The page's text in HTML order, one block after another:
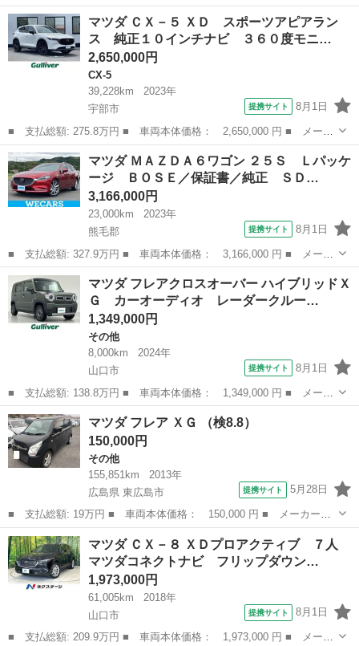
名： マツダ ■ 車種名： ＡＺワゴン ■ グレード名： ＦＸ－ス
ペシャル ＡＵＸ ＵＳＢ ■ 排気量： 660cc ■ ドア枚数： 5D
■ ミ...
広島 広島市 AZ-ワゴン
マツダ ＣＸ－５ ＸＤ スポーツアピアラン
ス 純正１０インチナビ ３６０度モニ…
2,650,000円
CX-5
39,228km
2023年
宇部市
提携サイト 8月1日
■ 支払総額: 275.8万円 ■ 車両本体価格： 2,650,000 円 ■ メーカ
ー名： マツダ ■ 車種名： ＣＸ－５ ■ グレード名： ＸＤ ス
ポーツアピアランス 純正１０インチナビ ３６０度モニター Ｂｌ
ｕｅｔｏ...
山口 宇部市 CX-5
マツダ ＭＡＺＤＡ６ワゴン ２５Ｓ Ｌパッケ
ージ ＢＯＳＥ／保証書／純正 ＳＤ…
3,166,000円
23,000km
2023年
熊毛郡
提携サイト 8月1日
■ 支払総額: 327.9万円 ■ 車両本体価格： 3,166,000 円 ■ メーカ
ー名： マツダ ■ 車種名： ＭＡＺＤＡ６ワゴン ■ グレード
名： ２５Ｓ Ｌパッケージ ＢＯＳＥ／保証書／純正 ＳＤナビ／
アイアクティ...
山口 熊毛郡 マツダ
マツダ フレアクロスオーバー ハイブリッドＸ
Ｇ カーオーディオ レーダークルー…
1,349,000円
その他
8,000km
2024年
山口市
提携サイト 8月1日
■ 支払総額: 138.8万円 ■ 車両本体価格： 1,349,000 円 ■ メーカ
ー名： マツダ ■ 車種名： フレアクロスオーバー ■ グレード
名： ハイブリッドＸＧ カーオーディオ レーダークルーズ 後方
コーナーセ...
山口 山口市 その他
マツダ フレア ＸＧ （検8.8）
150,000円
その他
155,851km
2013年
広島県 東広島市
提携サイト 5月28日
■ 支払総額: 19万円 ■ 車両本体価格： 150,000 円 ■ メーカー
名： マツダ ■ 車種名： フレア ■ グレード名： ＸＧ ■ 排気
量： 660cc ■ ドア枚数： 5D ■ ミッション： インパネAT ■ ...
広島 東広島市 その他
マツダ ＣＸ－８ ＸＤプロアクティブ ７人
マツダコネクトナビ フリップダウン…
1,973,000円
61,005km
2018年
山口市
提携サイト 8月1日
■ 支払総額: 209.9万円 ■ 車両本体価格： 1,973,000 円 ■ メーカ